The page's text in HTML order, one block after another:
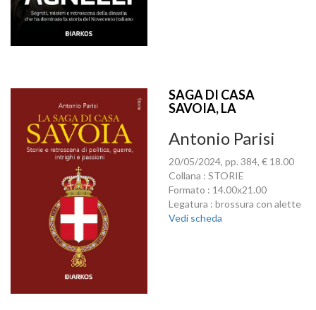
SAGA DI CASA
SAVOIA, LA
Antonio Parisi
20/05/2024, pp. 384, € 18.00
Collana : STORIE
Formato : 14.00x21.00
Legatura : brossura con alette
Vedi scheda